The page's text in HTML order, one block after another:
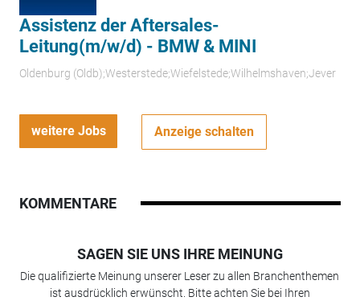
Assistenz der Aftersales-
Leitung(m/w/d) - BMW & MINI
Oldenburg (Oldb);Westerstede;Wiefelstede;Wilhelmshaven;Jever
weitere Jobs Anzeige schalten
KOMMENTARE
SAGEN SIE UNS IHRE MEINUNG
Die qualifizierte Meinung unserer Leser zu allen Branchenthemen
ist ausdrücklich erwünscht. Bitte achten Sie bei Ihren